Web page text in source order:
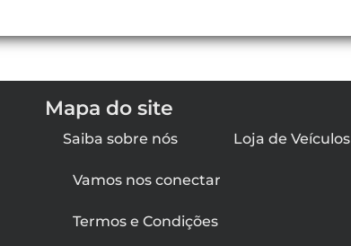
Mapa do site
Saiba sobre nós Loja de Veículos
Vamos nos conectar
Termos e Condições